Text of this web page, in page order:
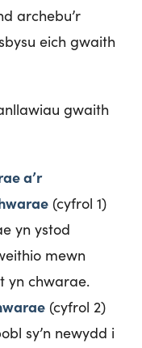
archebu’r
eich gwaith
gwaith
a’r
(cyfrol 1)
yn ystod
mewn
yn chwarae.
(cyfrol 2)
sy’n newydd i